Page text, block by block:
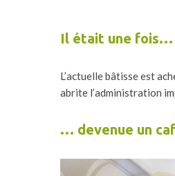
Il était une fois…
L’actuelle bâtisse est
abrite l’administration
… devenue un